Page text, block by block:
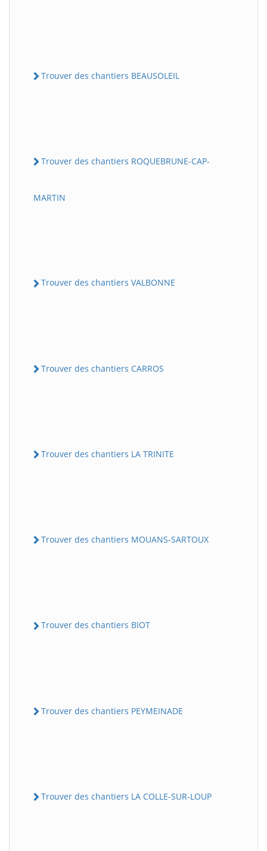
Trouver des chantiers BEAUSOLEIL
Trouver des chantiers ROQUEBRUNE-CAP-
MARTIN
Trouver des chantiers VALBONNE
Trouver des chantiers CARROS
Trouver des chantiers LA TRINITE
Trouver des chantiers MOUANS-SARTOUX
Trouver des chantiers BIOT
Trouver des chantiers PEYMEINADE
Trouver des chantiers LA COLLE-SUR-LOUP